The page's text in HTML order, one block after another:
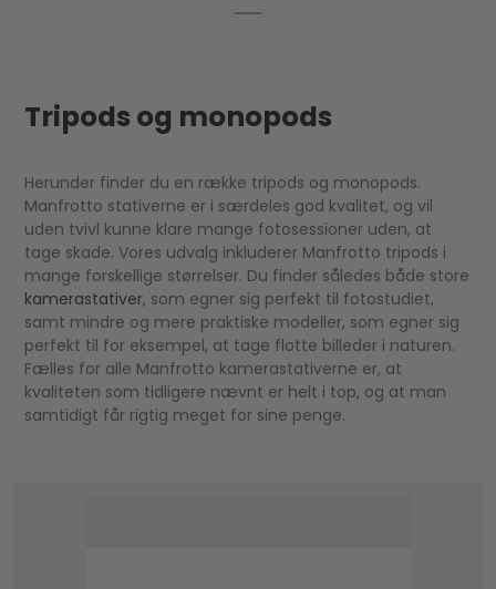
Tripods og monopods
Herunder finder du en række tripods og monopods.
Manfrotto stativerne er i særdeles god kvalitet, og vil
uden tvivl kunne klare mange fotosessioner uden, at
tage skade. Vores udvalg inkluderer Manfrotto tripods i
mange forskellige størrelser. Du finder således både store
kamerastativer, som egner sig perfekt til fotostudiet,
samt mindre og mere praktiske modeller, som egner sig
perfekt til for eksempel, at tage flotte billeder i naturen.
Fælles for alle Manfrotto kamerastativerne er, at
kvaliteten som tidligere nævnt er helt i top, og at man
samtidigt får rigtig meget for sine penge.